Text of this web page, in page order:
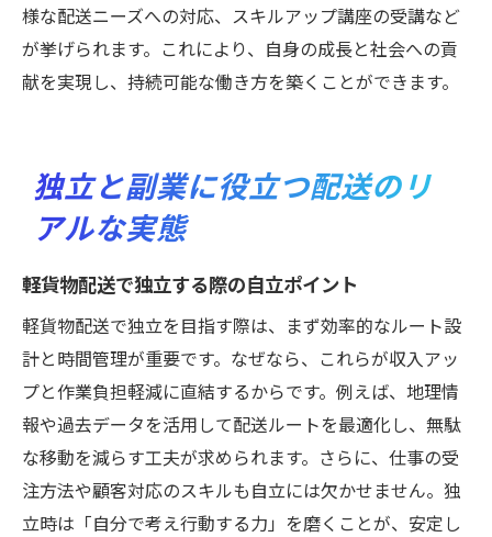
様な配送ニーズへの対応、スキルアップ講座の受講など
が挙げられます。これにより、自身の成長と社会への貢
献を実現し、持続可能な働き方を築くことができます。
独立と副業に役立つ配送のリ
アルな実態
軽貨物配送で独立する際の自立ポイント
軽貨物配送で独立を目指す際は、まず効率的なルート設
計と時間管理が重要です。なぜなら、これらが収入アッ
プと作業負担軽減に直結するからです。例えば、地理情
報や過去データを活用して配送ルートを最適化し、無駄
な移動を減らす工夫が求められます。さらに、仕事の受
注方法や顧客対応のスキルも自立には欠かせません。独
立時は「自分で考え行動する力」を磨くことが、安定し